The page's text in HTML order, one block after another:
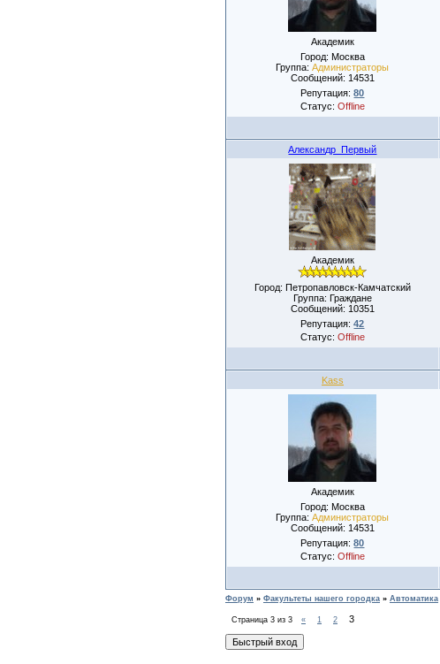
Академик
Город: Москва
Группа:Администраторы
Сообщений: 14531
Репутация:80
Статус: Offline
Александр_Первый
Академик
Город: Петропавловск-Камчатский
Группа: Граждане
Сообщений: 10351
Репутация:42
Статус: Offline
Kass
Академик
Город: Москва
Группа:Администраторы
Сообщений: 14531
Репутация:80
Статус: Offline
Форум » Факультеты нашего городка » Автоматика
Страница 3из 3 « 1 2
3